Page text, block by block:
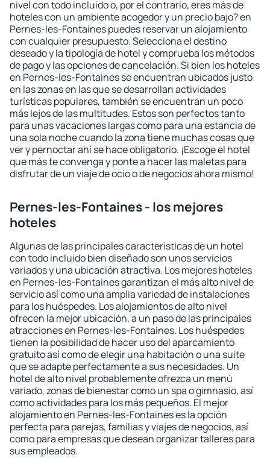
nivel con todo incluido o, por el contrario, eres más de
hoteles con un ambiente acogedor y un precio bajo? en
Pernes-les-Fontaines puedes reservar un alojamiento
con cualquier presupuesto. Selecciona el destino
deseado y la tipología de hotel y comprueba los métodos
de pago y las opciones de cancelación. Si bien los hoteles
en Pernes-les-Fontaines se encuentran ubicados justo
en las zonas en las que se desarrollan actividades
turísticas populares, también se encuentran un poco
más lejos de las multitudes. Estos son perfectos tanto
para unas vacaciones largas como para una estancia de
una sola noche cuando la zona tiene muchas cosas que
ver y pernoctar ahí se hace obligatorio. ¡Escoge el hotel
que más te convenga y ponte a hacer las maletas para
disfrutar de un viaje de ocio o de negocios ahora mismo!
Pernes-les-Fontaines - los mejores
hoteles
Algunas de las principales características de un hotel
con todo incluido bien diseñado son unos servicios
variados y una ubicación atractiva. Los mejores hoteles
en Pernes-les-Fontaines garantizan el más alto nivel de
servicio así como una amplia variedad de instalaciones
para los huéspedes. Los alojamientos de alto nivel
ofrecen la mejor ubicación, a un paso de las principales
atracciones en Pernes-les-Fontaines. Los huéspedes
tienen la posibilidad de hacer uso del aparcamiento
gratuito así como de elegir una habitación o una suite
que se adapte perfectamente a sus necesidades. Un
hotel de alto nivel probablemente ofrezca un menú
variado, zonas de bienestar como un spa o gimnasio, así
como actividades para los más pequeños. El mejor
alojamiento en Pernes-les-Fontaines es la opción
perfecta para parejas, familias y viajes de negocios, así
como para empresas que desean organizar talleres para
sus empleados.